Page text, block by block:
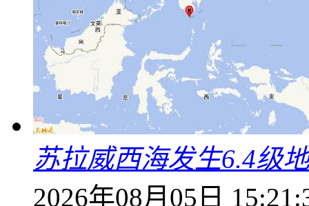
苏拉威西海发生6.4级
2026年08月05日